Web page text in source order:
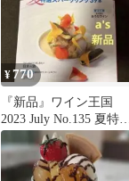
¥770
『新品』ワイン王国
2023 July No.135 夏特選
スパークリング39本